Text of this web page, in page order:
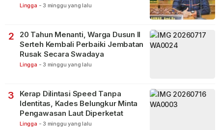
Lingga - 3 minggu yang lalu
2
20 Tahun Menanti, Warga Dusun II
Serteh Kembali Perbaiki Jembatan
Rusak Secara Swadaya
Lingga - 3 minggu yang lalu
3
Kerap Dilintasi Speed Tanpa
Identitas, Kades Belungkur Minta
Pengawasan Laut Diperketat
Lingga - 3 minggu yang lalu